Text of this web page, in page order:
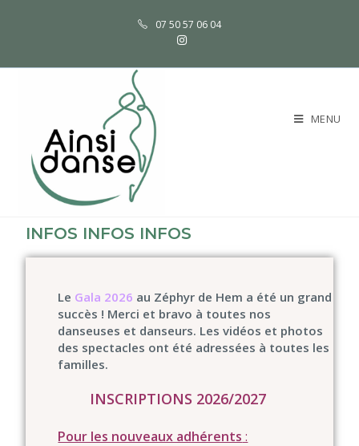
07 50 57 06 04
MENU
INFOS INFOS INFOS
Le Gala 2026 au Zéphyr de Hem a été un grand
succès ! Merci et bravo à toutes nos
danseuses et danseurs. Les vidéos et photos
des spectacles ont été adressées à toutes les
familles.
INSCRIPTIONS 2026/2027
Pour les nouveaux adhérents :